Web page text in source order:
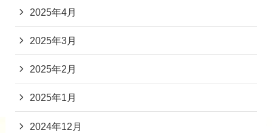
2025年4月
2025年3月
2025年2月
2025年1月
2024年12月